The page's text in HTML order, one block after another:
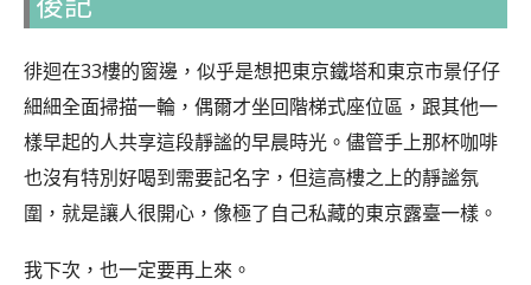
徘迴在33樓的窗邊，似乎是想把東京鐵塔和東京市景仔仔
細細全面掃描一輪，偶爾才坐回階梯式座位區，跟其他一
樣早起的人共享這段靜謐的早晨時光。儘管手上那杯咖啡
也沒有特別好喝到需要記名字，但這高樓之上的靜謐氛
圍，就是讓人很開心，像極了自己私藏的東京露臺一樣。
我下次，也一定要再上來。